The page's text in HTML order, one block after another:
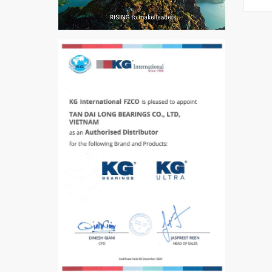
5200
CHÀ TRÒN 51105
VÒNG BI / BẠC ĐẠN
CỐT BƠM NƯỚC
12x12x26
Vòng Bi / Bạc Đạn Ốc
Bích 7215 B
VÒNG BI / BẠC ĐẠN
MẮT TRÂU GE12